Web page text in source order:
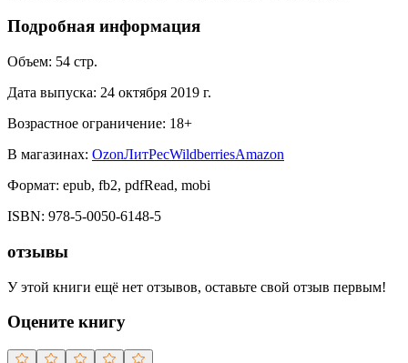
Подробная информация
Объем: 54 стр.
Дата выпуска: 24 октября 2019 г.
Возрастное ограничение: 18+
В магазинах: OzonЛитРесWildberriesAmazon
Формат: epub, fb2, pdfRead, mobi
ISBN: 978-5-0050-6148-5
отзывы
У этой книги ещё нет отзывов, оставьте свой отзыв первым!
Оцените книгу